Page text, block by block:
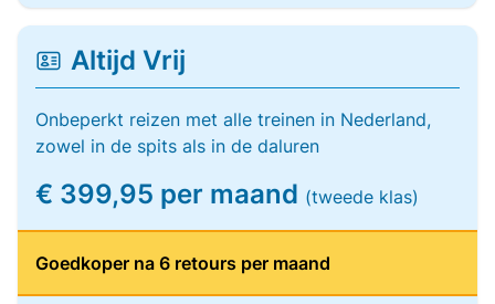
Altijd Vrij
Onbeperkt reizen met alle treinen in Nederland,
zowel in de spits als in de daluren
€ 399,95 per maand (tweede klas)
Goedkoper na 6 retours per maand